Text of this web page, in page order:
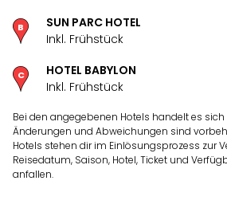
SUN PARC HOTEL
Inkl. Frühstück
HOTEL BABYLON
Inkl. Frühstück
Bei den angegebenen Hotels handelt es
Änderungen und Abweichungen sind
Hotels stehen dir im Einlösungsprozess zur
Reisedatum, Saison, Hotel, Ticket und
anfallen.